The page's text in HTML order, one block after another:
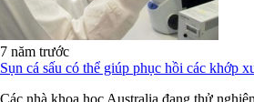
7 năm trước
Sụn cá sấu có thể giúp phục hồi các khớp
Các nhà khoa học Australia đang thử